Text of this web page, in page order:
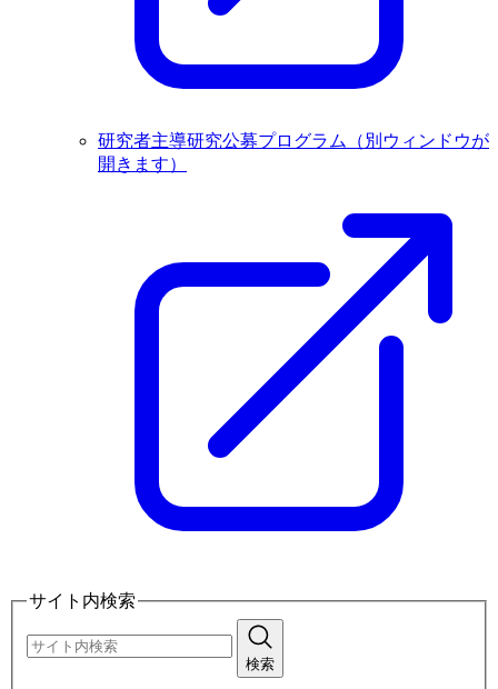
研究者主導研究公募プログラム
（別ウィンドウが
開きます）
サイト内検索
検索